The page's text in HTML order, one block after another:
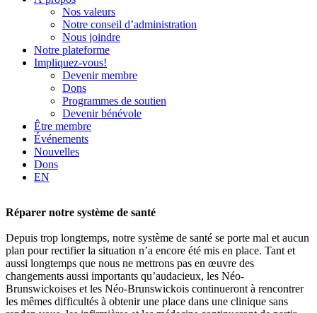
Nos valeurs
Notre conseil d’administration
Nous joindre
Notre plateforme
Impliquez-vous!
Devenir membre
Dons
Programmes de soutien
Devenir bénévole
Être membre
Événements
Nouvelles
Dons
EN
Réparer notre système de santé
Depuis trop longtemps, notre système de santé se porte mal et aucun
plan pour rectifier la situation n’a encore été mis en place. Tant et
aussi longtemps que nous ne mettrons pas en œuvre des
changements aussi importants qu’audacieux, les Néo-
Brunswickoises et les Néo-Brunswickois continueront à rencontrer
les mêmes difficultés à obtenir une place dans une clinique sans